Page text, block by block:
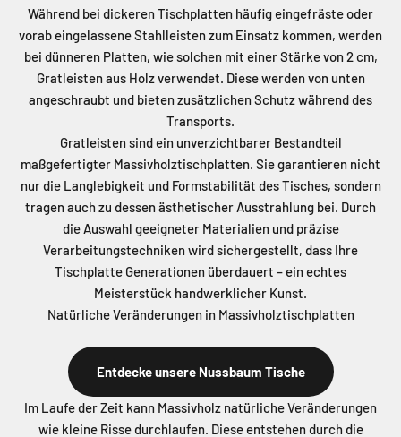
Während bei dickeren Tischplatten häufig eingefräste oder
vorab eingelassene Stahlleisten zum Einsatz kommen, werden
bei dünneren Platten, wie solchen mit einer Stärke von 2 cm,
Gratleisten aus Holz verwendet. Diese werden von unten
angeschraubt und bieten zusätzlichen Schutz während des
Transports.
Gratleisten sind ein unverzichtbarer Bestandteil
maßgefertigter Massivholztischplatten. Sie garantieren nicht
nur die Langlebigkeit und Formstabilität des Tisches, sondern
tragen auch zu dessen ästhetischer Ausstrahlung bei. Durch
die Auswahl geeigneter Materialien und präzise
Verarbeitungstechniken wird sichergestellt, dass Ihre
Tischplatte Generationen überdauert – ein echtes
Meisterstück handwerklicher Kunst.
Natürliche Veränderungen in Massivholztischplatten
Entdecke unsere Nussbaum Tische
Im Laufe der Zeit kann Massivholz natürliche Veränderungen
wie kleine Risse durchlaufen. Diese entstehen durch die